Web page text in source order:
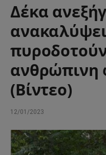
Δέκα
ανθρώπινη
(Βίντεο)
12/01/2023